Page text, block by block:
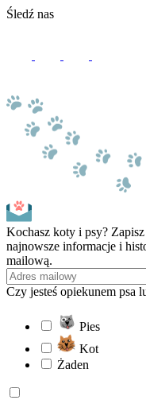
Śledź nas
Kochasz koty i psy?
najnowsze informacje i
mailową.
Czy jesteś opiekunem psa
Pies
Kot
Żaden